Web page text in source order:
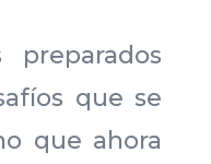
que se
que ahora